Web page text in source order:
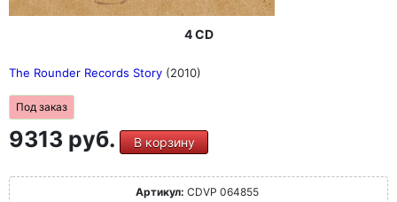
4 CD
The Rounder Records Story (2010)
Под заказ
9313 руб. В корзину
Артикул: CDVP 064855